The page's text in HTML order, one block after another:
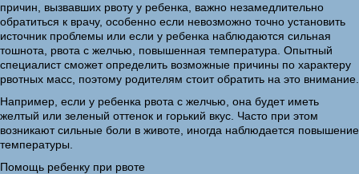
причин, вызвавших рвоту у ребенка, важно незамедлительно
обратиться к врачу, особенно если невозможно точно установить
источник проблемы или если у ребенка наблюдаются сильная
тошнота, рвота с желчью, повышенная температура. Опытный
специалист сможет определить возможные причины по характеру
рвотных масс, поэтому родителям стоит обратить на это внимание.
Например, если у ребенка рвота с желчью, она будет иметь
желтый или зеленый оттенок и горький вкус. Часто при этом
возникают сильные боли в животе, иногда наблюдается повышение
температуры.
Помощь ребенку при рвоте